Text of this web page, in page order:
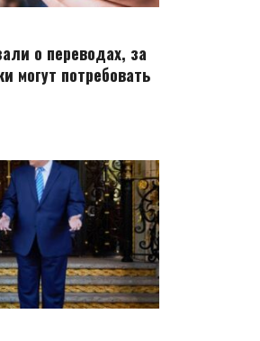
о переводах, за
могут потребовать